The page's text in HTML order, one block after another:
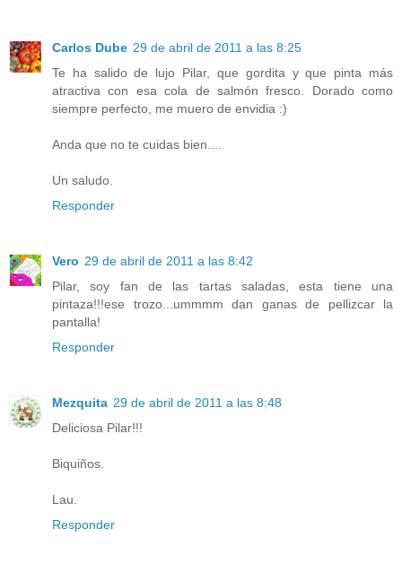
Carlos Dube 29 de abril de 2011 a las 8:25
Te ha salido de lujo Pilar, que gordita y que pinta más
atractiva con esa cola de salmón fresco. Dorado como
siempre perfecto, me muero de envidia :)
Anda que no te cuidas bien....
Un saludo.
Responder
Vero 29 de abril de 2011 a las 8:42
Pilar, soy fan de las tartas saladas, esta tiene una
pintaza!!!ese trozo...ummmm dan ganas de pellizcar la
pantalla!
Responder
Mezquita 29 de abril de 2011 a las 8:48
Deliciosa Pilar!!!
Biquiños.
Lau.
Responder